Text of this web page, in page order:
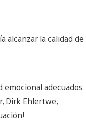
alcanzar la calidad de
adecuados
Dirk Ehlertwe,